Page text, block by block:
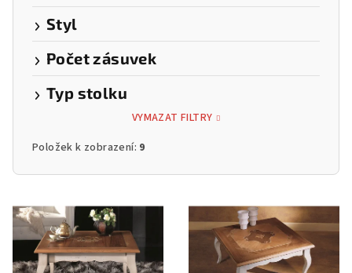
Styl
Počet zásuvek
Typ stolku
VYMAZAT FILTRY
Položek k zobrazení: 9
ý
p